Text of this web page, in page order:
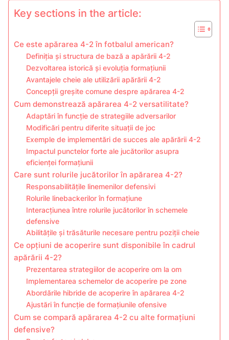
Key sections in the article:
Ce este apărarea 4-2 în fotbalul american?
Definiția și structura de bază a apărării 4-2
Dezvoltarea istorică și evoluția formațiunii
Avantajele cheie ale utilizării apărării 4-2
Concepții greșite comune despre apărarea 4-2
Cum demonstrează apărarea 4-2 versatilitate?
Adaptări în funcție de strategiile adversarilor
Modificări pentru diferite situații de joc
Exemple de implementări de succes ale apărării 4-2
Impactul punctelor forte ale jucătorilor asupra
eficienței formațiunii
Care sunt rolurile jucătorilor în apărarea 4-2?
Responsabilitățile linemenilor defensivi
Rolurile linebackerilor în formațiune
Interacțiunea între rolurile jucătorilor în schemele
defensive
Abilitățile și trăsăturile necesare pentru poziții cheie
Ce opțiuni de acoperire sunt disponibile în cadrul
apărării 4-2?
Prezentarea strategiilor de acoperire om la om
Implementarea schemelor de acoperire pe zone
Abordările hibride de acoperire în apărarea 4-2
Ajustări în funcție de formațiunile ofensive
Cum se compară apărarea 4-2 cu alte formațiuni
defensive?